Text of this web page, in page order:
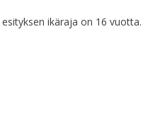
ikäraja on 16 vuotta.